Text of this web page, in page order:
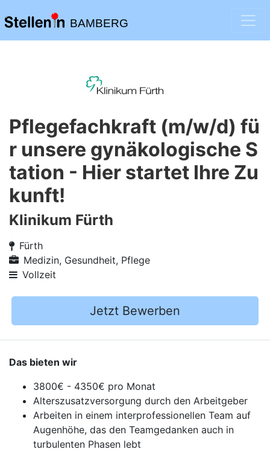
BAMBERG
Pflegefachkraft (m/w/d) fü
r unsere gynäkologische S
tation - Hier startet Ihre Zu
kunft!
Klinikum Fürth
Fürth
Medizin, Gesundheit, Pflege
Vollzeit
Jetzt Bewerben
Das bieten wir
3800€ - 4350€ pro Monat
Alterszusatzversorgung durch den Arbeitgeber
Arbeiten in einem interprofessionellen Team auf
Augenhöhe, das den Teamgedanken auch in
turbulenten Phasen lebt